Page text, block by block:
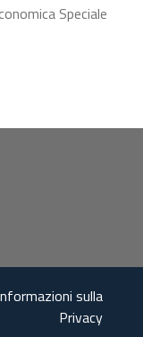
Speciale
sulla
Privacy